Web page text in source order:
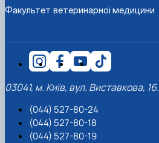
Факультет ветеринарної медицини
03041, м. Київ, вул. Виставкова, 16.
(044) 527-80-24
(044) 527-80-18
(044) 527-80-19